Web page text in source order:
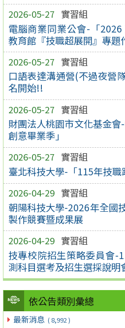
2026-05-27 實習組
電腦商業同業公會-「
教育館『技職超展開』專題
2026-05-27 實習組
口語表達溝通營(不過夜營
名開始!!
2026-05-27 實習組
財團法人桃園市文化基金
創意畢業季」
2026-05-27 實習組
臺北科技大學-「115年技職
2026-04-29 實習組
朝陽科技大學-2026年全國
製作競賽暨成果展
2026-04-29 實習組
技專校院招生策略委員會-
測科目選考及招生選採說明
依公告類別彙總
最新消息 ( 8,992 )